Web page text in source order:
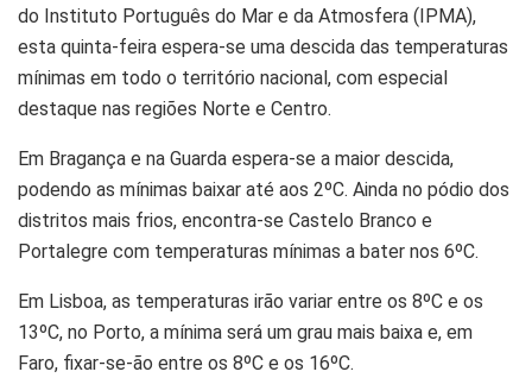
do Instituto Português do Mar e da Atmosfera (IPMA),
esta quinta-feira espera-se uma descida das temperaturas
mínimas em todo o território nacional, com especial
destaque nas regiões Norte e Centro.
Em Bragança e na Guarda espera-se a maior descida,
podendo as mínimas baixar até aos 2ºC. Ainda no pódio dos
distritos mais frios, encontra-se Castelo Branco e
Portalegre com temperaturas mínimas a bater nos 6ºC.
Em Lisboa, as temperaturas irão variar entre os 8ºC e os
13ºC, no Porto, a mínima será um grau mais baixa e, em
Faro, fixar-se-ão entre os 8ºC e os 16ºC.